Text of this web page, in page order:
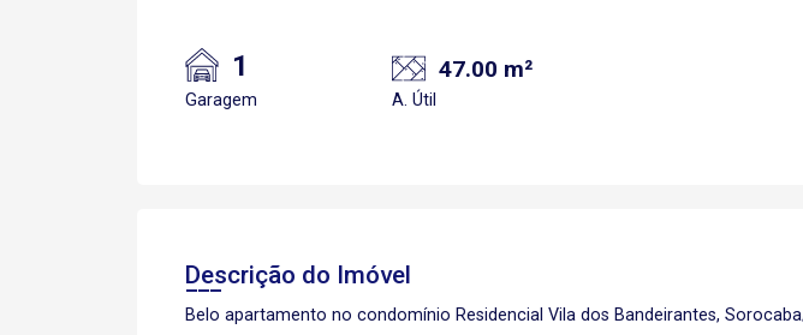
1
Garagem
47.00 m²
A. Útil
Descrição do Imóvel
Belo apartamento no condomínio Residencial Vila dos Bandeirantes,